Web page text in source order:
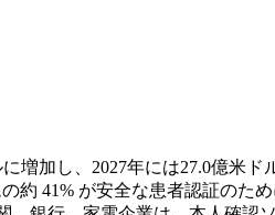
加し、2027年には27.0億米
41% が安全な患者認証のた